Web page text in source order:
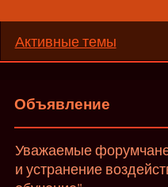
Активные темы
Объявление
Уважаемые форумчане
и устранение